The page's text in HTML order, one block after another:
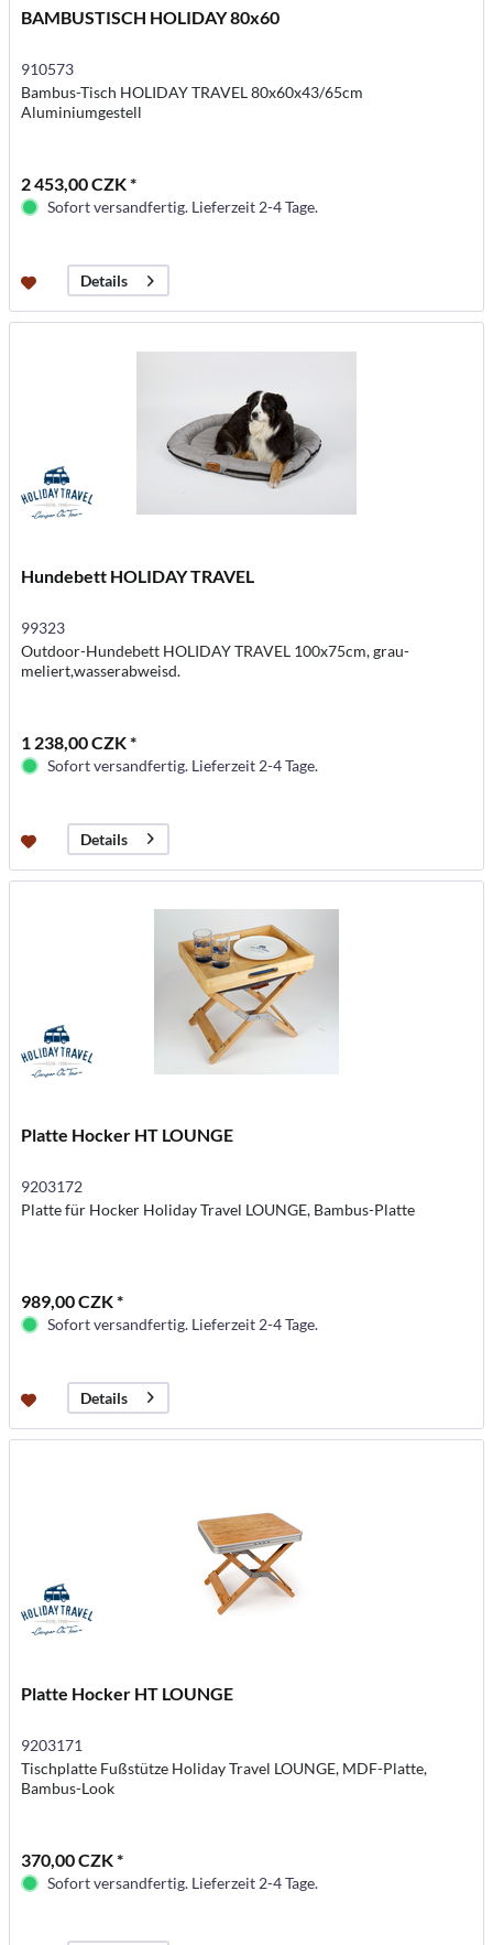
BAMBUSTISCH HOLIDAY 80x60
910573
Bambus-Tisch HOLIDAY TRAVEL 80x60x43/65cm
Aluminiumgestell
2 453,00 CZK *
Sofort versandfertig. Lieferzeit 2-4 Tage.
Details
Hundebett HOLIDAY TRAVEL
99323
Outdoor-Hundebett HOLIDAY TRAVEL 100x75cm, grau-
meliert,wasserabweisd.
1 238,00 CZK *
Sofort versandfertig. Lieferzeit 2-4 Tage.
Details
Platte Hocker HT LOUNGE
9203172
Platte für Hocker Holiday Travel LOUNGE, Bambus-Platte
989,00 CZK *
Sofort versandfertig. Lieferzeit 2-4 Tage.
Details
Platte Hocker HT LOUNGE
9203171
Tischplatte Fußstütze Holiday Travel LOUNGE, MDF-Platte,
Bambus-Look
370,00 CZK *
Sofort versandfertig. Lieferzeit 2-4 Tage.